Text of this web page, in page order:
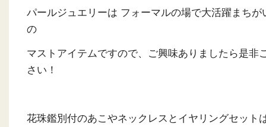
パールジュエリーは フォーマルの場で大活躍まちが
の
マストアイテムですので、ご興味ありましたら是非
さい！
花珠鑑別付のあこやネックレスとイヤリングセット